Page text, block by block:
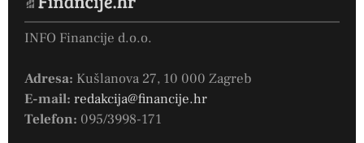
INFO Financije d.o.o.
Adresa: Kušlanova 27, 10 000 Zagreb
E-mail: redakcija@financije.hr
Telefon: 095/3998-171